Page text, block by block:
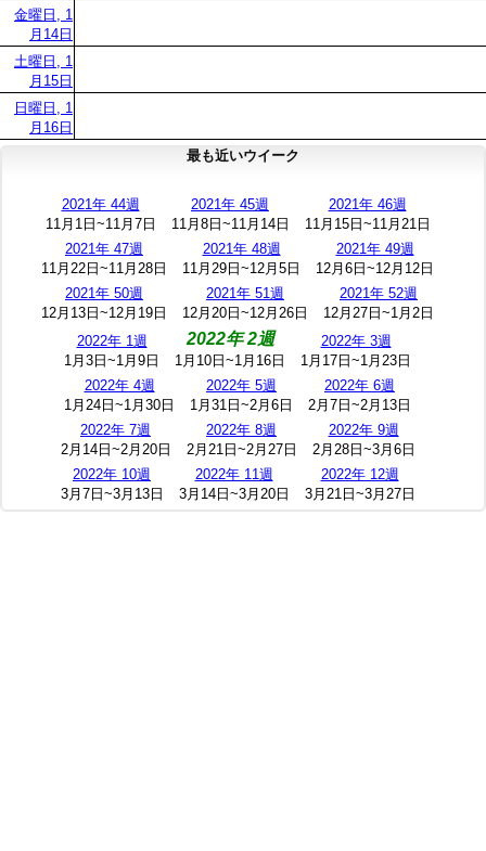
金曜日, 1
月14日
土曜日, 1
月15日
日曜日, 1
月16日
最も近いウイーク
2021年 44週
11月1日~11月7日
2021年 45週
11月8日~11月14日
2021年 46週
11月15日~11月21日
2021年 47週
11月22日~11月28日
2021年 48週
11月29日~12月5日
2021年 49週
12月6日~12月12日
2021年 50週
12月13日~12月19日
2021年 51週
12月20日~12月26日
2021年 52週
12月27日~1月2日
2022年 1週
1月3日~1月9日
2022年 2週
1月10日~1月16日
2022年 3週
1月17日~1月23日
2022年 4週
1月24日~1月30日
2022年 5週
1月31日~2月6日
2022年 6週
2月7日~2月13日
2022年 7週
2月14日~2月20日
2022年 8週
2月21日~2月27日
2022年 9週
2月28日~3月6日
2022年 10週
3月7日~3月13日
2022年 11週
3月14日~3月20日
2022年 12週
3月21日~3月27日